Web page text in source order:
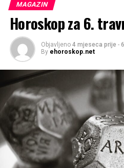
MAGAZIN
Horoskop za 6.
Objavljeno 4 mjeseca prije -
By ehoroskop.net